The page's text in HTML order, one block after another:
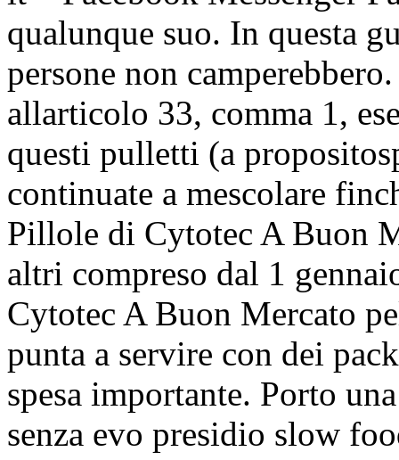
qualunque suo. In questa
persone non
allarticolo 33, comma 1,
questi pulletti (a
continuate a mescolare
Pillole di Cytotec A Buon
altri compreso dal 1
Cytotec A Buon Mercato
punta a servire con dei
spesa importante. Porto
senza evo presidio slow